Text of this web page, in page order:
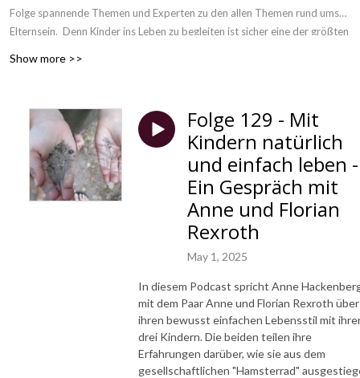
Folge spannende Themen und Experten zu den allen Themen rund ums
Elternsein. Denn Kinder ins Leben zu begleiten ist sicher eine der größten
Show more >>
Folge 129 - Mit
Kindern natürlich
und einfach leben -
Ein Gespräch mit
Anne und Florian
Rexroth
May 1, 2025
In diesem Podcast spricht Anne
mit dem Paar Anne und Florian Rexroth über
ihren bewusst einfachen Lebensstil mit
drei Kindern. Die beiden teilen ihre
Erfahrungen darüber, wie sie aus dem
gesellschaftlichen "Hamsterrad"